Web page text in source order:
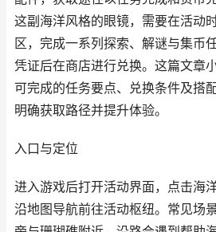
这副海洋风格的眼镜，需要在活动
区，完成一系列探索、解谜与集币
凭证后在商店进行兑换。这篇文章
可完成的任务要点、兑换条件及搭
明确获取路径并提升体验。
入口与定位
进入游戏后打开活动界面，点击海
沿地图导航前往活动枢纽。常见场